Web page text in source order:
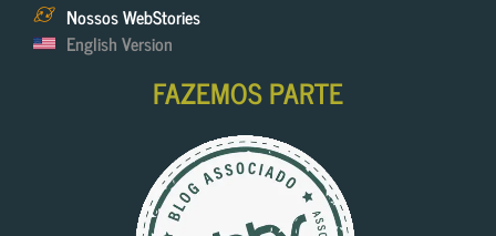
Nossos WebStories
English Version
FAZEMOS PARTE